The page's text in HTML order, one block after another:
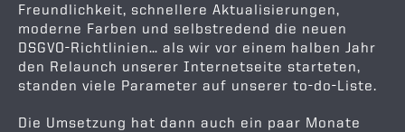
Freundlichkeit, schnellere Aktualisierungen,
moderne Farben und selbstredend die neuen
DSGVO-Richtlinien… als wir vor einem halben Jahr
den Relaunch unserer Internetseite starteten,
standen viele Parameter auf unserer to-do-Liste.
Die Umsetzung hat dann auch ein paar Monate